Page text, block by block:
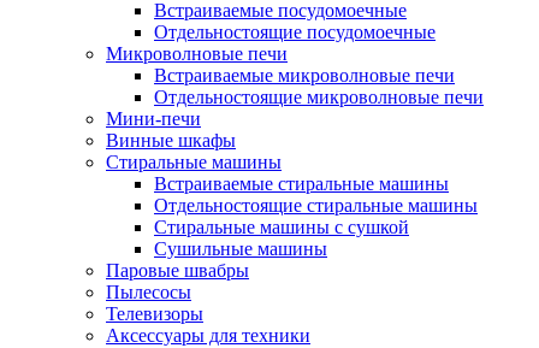
Встраиваемые посудомоечные
Отдельностоящие посудомоечные
Микроволновые печи
Встраиваемые микроволновые печи
Отдельностоящие микроволновые печи
Мини-печи
Винные шкафы
Стиральные машины
Встраиваемые стиральные машины
Отдельностоящие стиральные машины
Стиральные машины с сушкой
Сушильные машины
Паровые швабры
Пылесосы
Телевизоры
Аксессуары для техники